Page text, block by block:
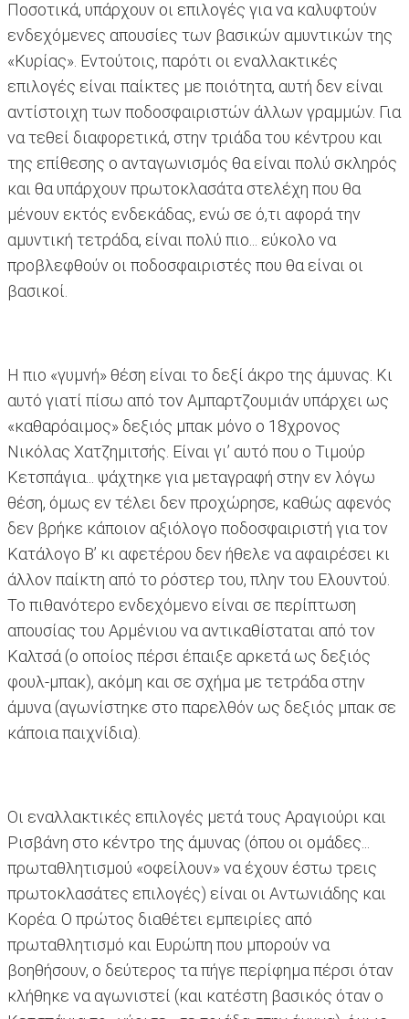
Ποσοτικά, υπάρχουν οι επιλογές για να καλυφτούν
ενδεχόμενες απουσίες των βασικών αμυντικών της
«Κυρίας». Εντούτοις, παρότι οι εναλλακτικές
επιλογές είναι παίκτες με ποιότητα, αυτή δεν είναι
αντίστοιχη των ποδοσφαιριστών άλλων γραμμών. Για
να τεθεί διαφορετικά, στην τριάδα του κέντρου και
της επίθεσης ο ανταγωνισμός θα είναι πολύ σκληρός
και θα υπάρχουν πρωτοκλασάτα στελέχη που θα
μένουν εκτός ενδεκάδας, ενώ σε ό,τι αφορά την
αμυντική τετράδα, είναι πολύ πιο... εύκολο να
προβλεφθούν οι ποδοσφαιριστές που θα είναι οι
βασικοί.
Η πιο «γυμνή» θέση είναι το δεξί άκρο της άμυνας. Κι
αυτό γιατί πίσω από τον Αμπαρτζουμιάν υπάρχει ως
«καθαρόαιμος» δεξιός μπακ μόνο ο 18χρονος
Νικόλας Χατζημιτσής. Είναι γι’ αυτό που ο Τιμούρ
Κετσπάγια... ψάχτηκε για μεταγραφή στην εν λόγω
θέση, όμως εν τέλει δεν προχώρησε, καθώς αφενός
δεν βρήκε κάποιον αξιόλογο ποδοσφαιριστή για τον
Κατάλογο Β’ κι αφετέρου δεν ήθελε να αφαιρέσει κι
άλλον παίκτη από το ρόστερ του, πλην του Ελουντού.
Το πιθανότερο ενδεχόμενο είναι σε περίπτωση
απουσίας του Αρμένιου να αντικαθίσταται από τον
Καλτσά (ο οποίος πέρσι έπαιξε αρκετά ως δεξιός
φουλ-μπακ), ακόμη και σε σχήμα με τετράδα στην
άμυνα (αγωνίστηκε στο παρελθόν ως δεξιός μπακ σε
κάποια παιχνίδια).
Οι εναλλακτικές επιλογές μετά τους Αραγιούρι και
Ρισβάνη στο κέντρο της άμυνας (όπου οι ομάδες...
πρωταθλητισμού «οφείλουν» να έχουν έστω τρεις
πρωτοκλασάτες επιλογές) είναι οι Αντωνιάδης και
Κορέα. O πρώτος διαθέτει εμπειρίες από
πρωταθλητισμό και Ευρώπη που μπορούν να
βοηθήσουν, ο δεύτερος τα πήγε περίφημα πέρσι όταν
κλήθηκε να αγωνιστεί (και κατέστη βασικός όταν ο